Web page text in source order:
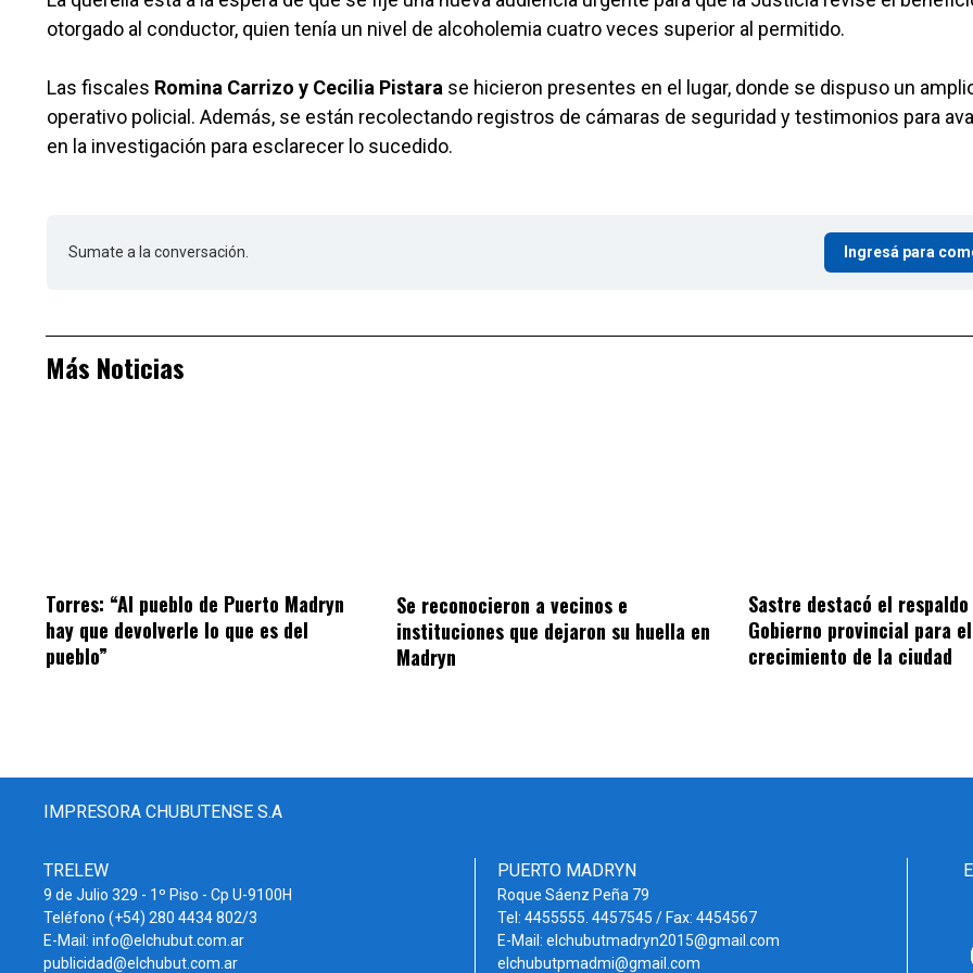
otorgado al conductor, quien tenía un nivel de alcoholemia cuatro veces superior al permitido.
Las fiscales Romina Carrizo y Cecilia Pistara se hicieron presentes en el lugar, donde se dispuso un
operativo policial. Además, se están recolectando registros de cámaras de seguridad y testimonios para
en la investigación para esclarecer lo sucedido.
Sumate a la conversación. Ingresá para
Más Noticias
Torres: “Al pueblo de Puerto Madryn
hay que devolverle lo que es del
pueblo”
Se reconocieron a vecinos e
instituciones que dejaron su huella en
Madryn
Sastre destacó el
Gobierno provincial para el
crecimiento de la ciudad
IMPRESORA CHUBUTENSE S.A
TRELEW
9 de Julio 329 - 1º Piso - Cp U-9100H
Teléfono (+54) 280 4434 802/3
E-Mail: info@elchubut.com.ar
publicidad@elchubut.com.ar
PUERTO MADRYN
Roque Sáenz Peña 79
Tel: 4455555. 4457545 / Fax: 4454567
E-Mail: elchubutmadryn2015@gmail.com
elchubutpmadmi@gmail.com